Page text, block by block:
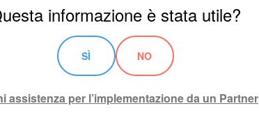
informazione è stata utile?
SÌ NO
assistenza per l’implementazione da un Partner